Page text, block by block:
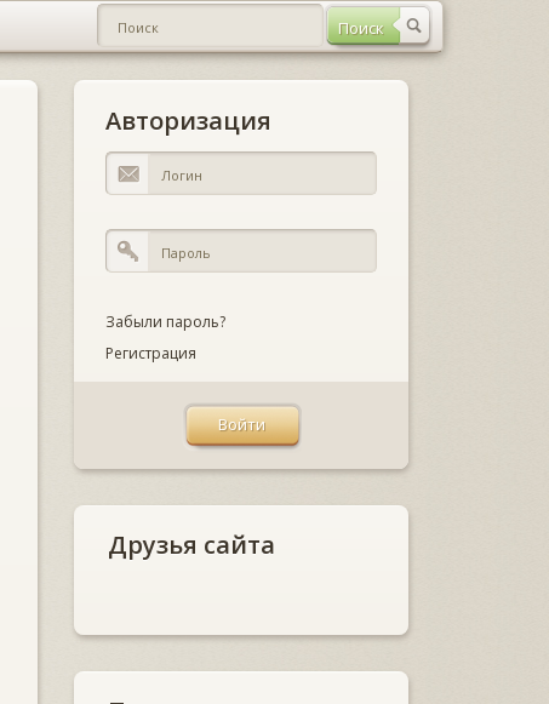
Авторизация
Забыли пароль?
Регистрация
Друзья сайта